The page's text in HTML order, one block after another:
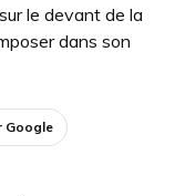
le devant de la
dans son
Google